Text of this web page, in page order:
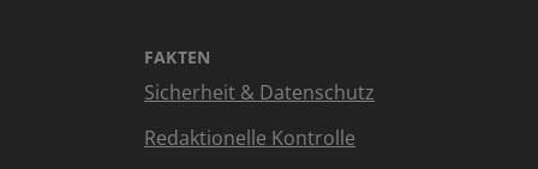
FAKTEN
Sicherheit & Datenschutz
Redaktionelle Kontrolle